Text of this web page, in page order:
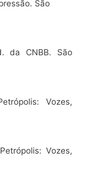
São
da CNBB. São
Vozes,
Vozes,